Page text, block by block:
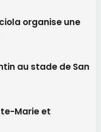
Marie et
en Corse pour
?
Corse 2026